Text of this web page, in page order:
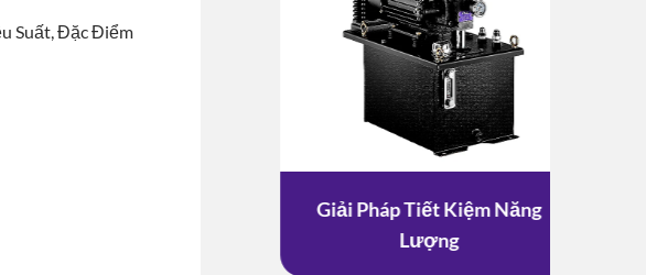
Suất, Đặc Điểm
Giải Pháp Tiết Kiệm Năng
Lượng